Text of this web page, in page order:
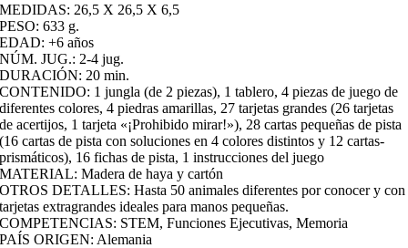
MEDIDAS: 26,5 X 26,5 X 6,5
PESO: 633 g.
EDAD: +6 años
NÚM. JUG.: 2-4 jug.
DURACIÓN: 20 min.
CONTENIDO: 1 jungla (de 2 piezas), 1 tablero, 4 piezas de juego de
diferentes colores, 4 piedras amarillas, 27 tarjetas grandes (26 tarjetas
de acertijos, 1 tarjeta «¡Prohibido mirar!»), 28 cartas pequeñas de pista
(16 cartas de pista con soluciones en 4 colores distintos y 12 cartas-
prismáticos), 16 fichas de pista, 1 instrucciones del juego
MATERIAL: Madera de haya y cartón
OTROS DETALLES: Hasta 50 animales diferentes por conocer y con
tarjetas extragrandes ideales para manos pequeñas.
COMPETENCIAS: STEM, Funciones Ejecutivas, Memoria
PAÍS ORIGEN: Alemania